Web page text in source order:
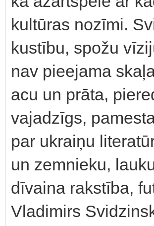
kultūras nozīmi.
kustību, spožu
nav pieejama
acu un prāta,
vajadzīgs,
par ukraiņu
un zemnieku,
dīvaina rakstība,
Vladimirs